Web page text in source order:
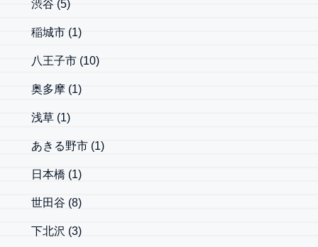
渋谷 (5)
稲城市 (1)
八王子市 (10)
奥多摩 (1)
浅草 (1)
あきる野市 (1)
日本橋 (1)
世田谷 (8)
下北沢 (3)